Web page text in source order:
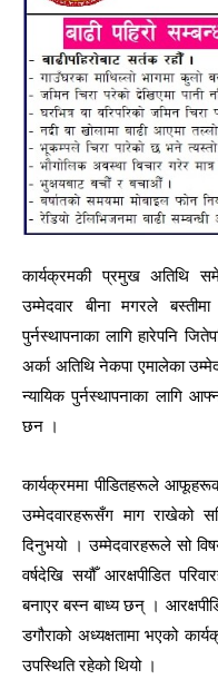
कार्यक्रमकी प्रमुख अतिथि
उम्मेदवार बीना मगरले
पुर्नस्थापनाका लागि हारेपनि
अर्का अतिथि नेकपा एमालेका
न्यायिक पुर्नस्थापनाका लागि
छन ।
कार्यक्रममा पीडितहरूले
उम्मेदवारहरूसँग माग राखेको
दिनुभयो । उम्मेदवारहरूले सो
वर्षदेखि सयौँ आरक्षपीडित
बनाएर बस्न बाध्य छन् ।
डगौराको अध्यक्षतामा भएको
उपस्थिति रहेको थियो ।